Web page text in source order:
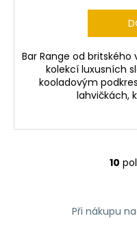
Bar Range od
kolekcí luxusních
kooladovým
lahvičkách,
10
Při nákupu